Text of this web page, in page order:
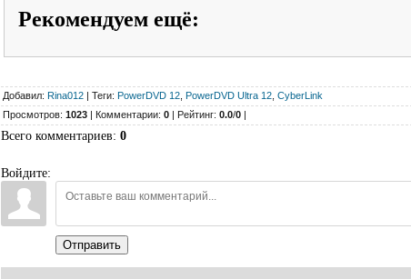
Рекомендуем ещё:
Добавил: Rina012 | Теги: PowerDVD 12 PowerDVD Ultra 12 CyberLink
Просмотров: 1023 | Комментарии: 0 | Рейтинг: 0.0/0 |
Всего комментариев: 0
Войдите:
Отправить